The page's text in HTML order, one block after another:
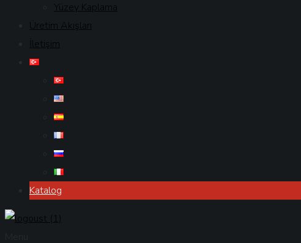
Yüzey Kaplama
Üretim Akışları
İletişim
Katalog